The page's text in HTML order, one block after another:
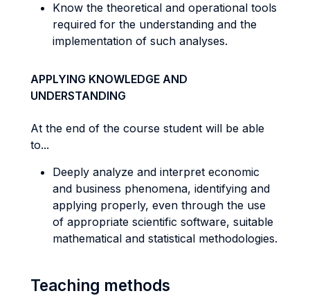
Know the theoretical and operational tools
required for the understanding and the
implementation of such analyses.
APPLYING KNOWLEDGE AND
UNDERSTANDING
At the end of the course student will be able
to...
Deeply analyze and interpret economic
and business phenomena, identifying and
applying properly, even through the use
of appropriate scientific software, suitable
mathematical and statistical methodologies.
Teaching methods